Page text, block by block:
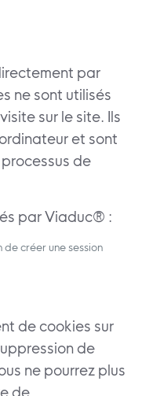
par
ne sont utilisés
sur le site. Ils
et sont
de
par Viaduc® :
créer une session
de cookies sur
de
ne pourrez plus